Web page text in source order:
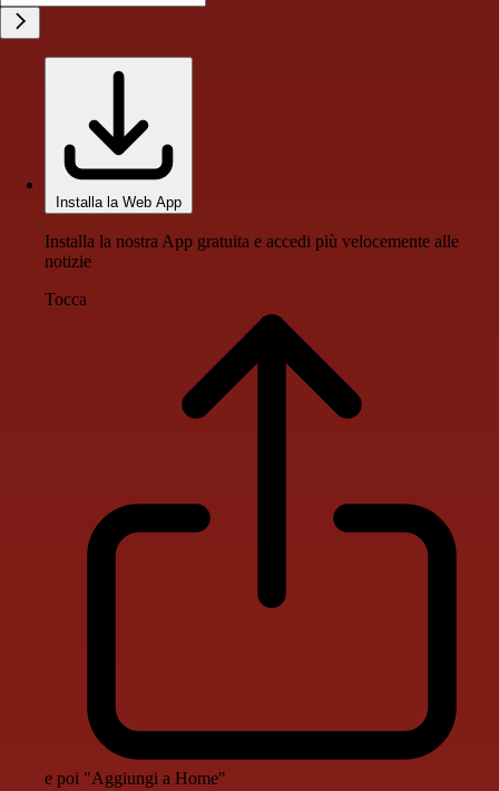
Installa la Web App
Installa la nostra App gratuita e accedi più velocemente alle
notizie
Tocca
e poi "Aggiungi a Home"